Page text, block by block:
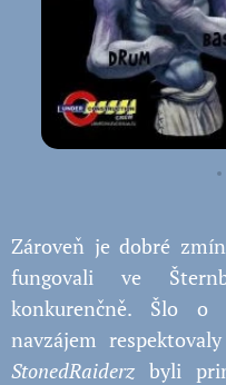
Zároveň je dobré
fungovali ve
konkurenčně. Šlo o
navzájem
StonedRaiderz byli